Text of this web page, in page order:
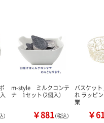
数量
カゴへ
）
m-style ミルクコンテ
ナ 1セット（2個入）
￥881（税込）
バスケッ
れ ラッピ
業
￥